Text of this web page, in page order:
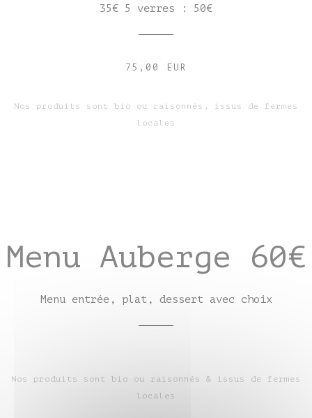
35€ 5 verres : 50€
75,00 EUR
Nos produits sont bio ou raisonnés, issus de fermes
locales
Menu Auberge 60€
Menu entrée, plat, dessert avec choix
Nos produits sont bio ou raisonnés & issus de fermes
locales